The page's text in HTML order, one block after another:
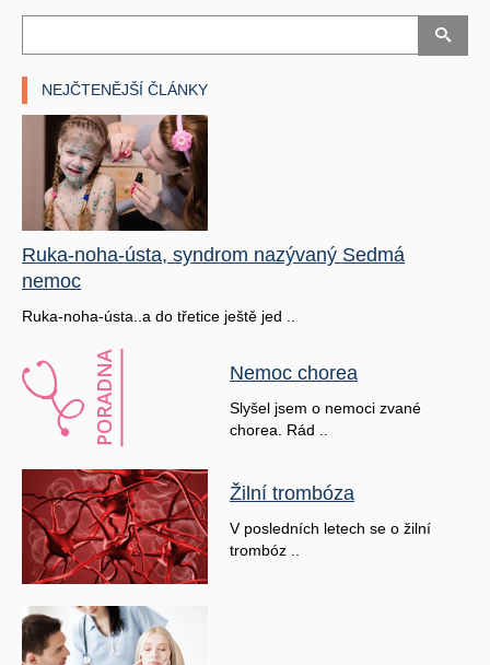
NEJČTENĚJŠÍ ČLÁNKY
Ruka-noha-ústa, syndrom nazývaný Sedmá
nemoc
Ruka-noha-ústa..a do třetice ještě jed ..
Nemoc chorea
Slyšel jsem o nemoci zvané
chorea. Rád ..
Žilní trombóza
V posledních letech se o žilní
trombóz ..